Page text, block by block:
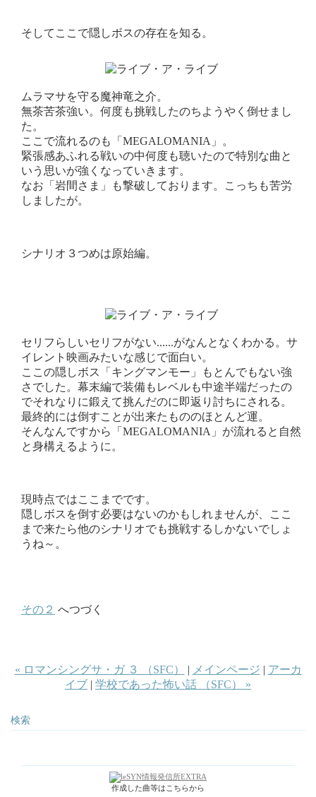
そしてここで隠しボスの存在を知る。
ムラマサを守る魔神竜之介。
無茶苦茶強い。何度も挑戦したのちようやく倒せまし
た。
ここで流れるのも「MEGALOMANIA」。
緊張感あふれる戦いの中何度も聴いたので特別な曲と
いう思いが強くなっていきます。
なお「岩間さま」も撃破しております。こっちも苦労
しましたが。
シナリオ３つめは原始編。
セリフらしいセリフがない......がなんとなくわかる。サ
イレント映画みたいな感じで面白い。
ここの隠しボス「キングマンモー」もとんでもない強
さでした。幕末編で装備もレベルも中途半端だったの
でそれなりに鍛えて挑んだのに即返り討ちにされる。
最終的には倒すことが出来たもののほとんど運。
そんなんですから「MEGALOMANIA」が流れると自然
と身構えるように。
現時点ではここまでです。
隠しボスを倒す必要はないのかもしれませんが、ここ
まで来たら他のシナリオでも挑戦するしかないでしょ
うね～。
その２ へつづく
« ロマンシングサ・ガ ３ （SFC） | メインページ | アーカ
イブ | 学校であった怖い話 （SFC） »
検索
作成した曲等はこちらから